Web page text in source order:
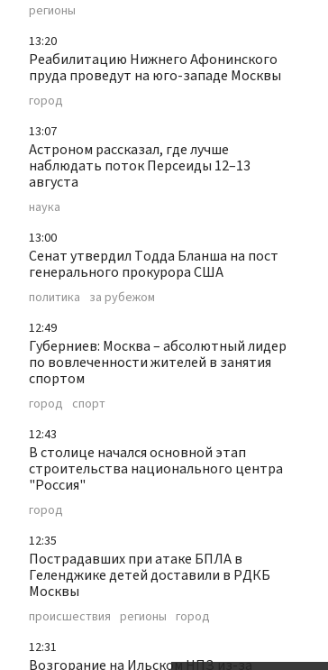
регионы
13:20
Реабилитацию Нижнего Афонинского
пруда проведут на юго-западе Москвы
город
13:07
Астроном рассказал, где лучше
наблюдать поток Персеиды 12–13
августа
наука
13:00
Сенат утвердил Тодда Бланша на пост
генерального прокурора США
политика за рубежом
12:49
Губерниев: Москва – абсолютный лидер
по вовлеченности жителей в занятия
спортом
город спорт
12:43
В столице начался основной этап
строительства национального центра
"Россия"
город
12:35
Пострадавших при атаке БПЛА в
Геленджике детей доставили в РДКБ
Москвы
происшествия регионы город
12:31
Возгорание на Ильском НПЗ из-за